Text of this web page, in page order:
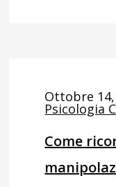
Ottobre 14,
Psicologia
Come